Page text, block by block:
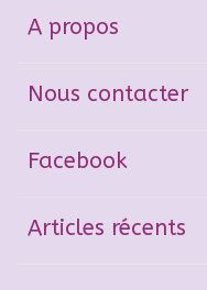
A propos
Nous contacter
Facebook
Articles récents